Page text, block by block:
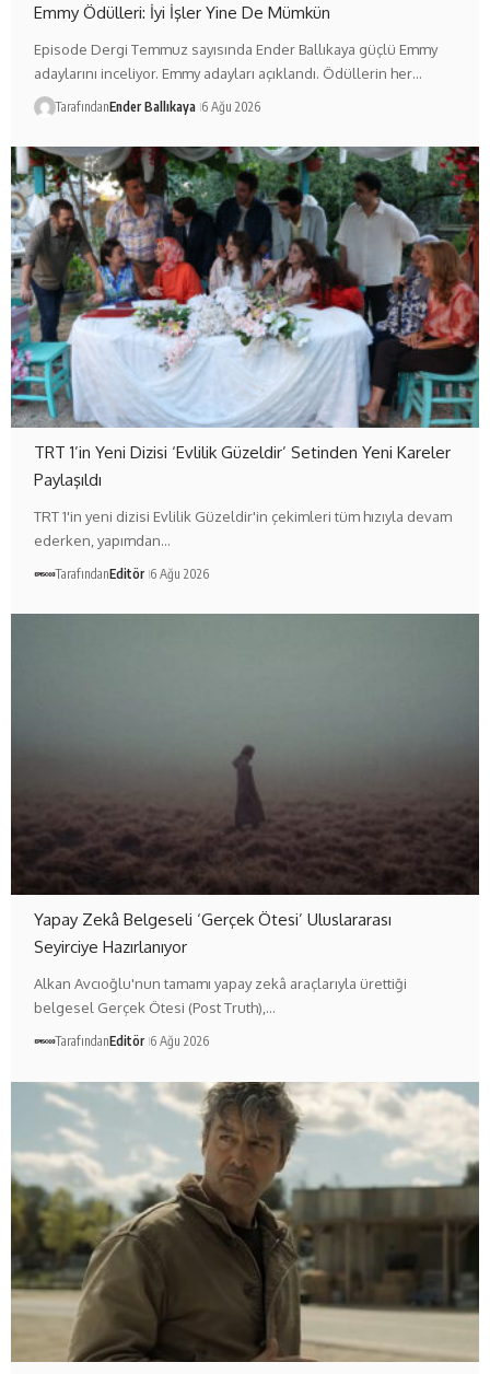
Emmy Ödülleri: İyi İşler Yine De Mümkün
Episode Dergi Temmuz sayısında Ender Ballıkaya güçlü Emmy
adaylarını inceliyor. Emmy adayları açıklandı. Ödüllerin her…
TarafındanEnder Ballıkaya 6 Ağu 2026
TRT 1’in Yeni Dizisi ‘Evlilik Güzeldir’ Setinden Yeni Kareler
Paylaşıldı
TRT 1'in yeni dizisi Evlilik Güzeldir'in çekimleri tüm hızıyla devam
ederken, yapımdan…
TarafındanEditör 6 Ağu 2026
Yapay Zekâ Belgeseli ‘Gerçek Ötesi’ Uluslararası
Seyirciye Hazırlanıyor
Alkan Avcıoğlu'nun tamamı yapay zekâ araçlarıyla ürettiği
belgesel Gerçek Ötesi (Post Truth),…
TarafındanEditör 6 Ağu 2026